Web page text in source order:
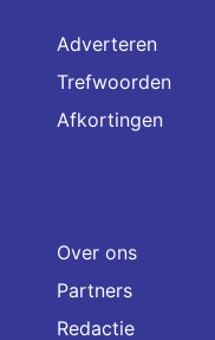
Adverteren
Trefwoorden
Afkortingen
Over ons
Partners
Redactie